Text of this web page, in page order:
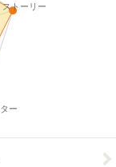
ストーリー
ー